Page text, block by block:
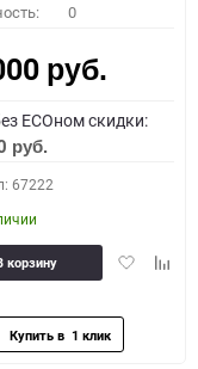
0
руб.
ECOном скидки:
руб.
67222
Добавить
корзину